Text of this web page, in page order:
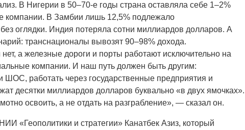
В Нигерии в 50–70-е годы страна оставляла себе 1–2%
компании. В Замбии лишь 12,5% подлежало
оглядки. Индия потеряла сотни миллиардов долларов. А
транснационалы вывозят 90–98% дохода.
а железные дороги и порты работают исключительно на
компании. И наш путь должен быть другим:
работать через государственные предприятия и
десятки миллиардов долларов буквально «в двух ямочках».
освоить, а не отдать на разграбление», — сказал он.
«Геополитики и стратегии» Канатбек Азиз, который